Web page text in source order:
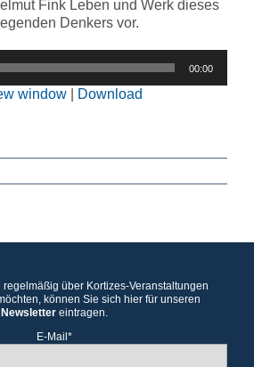
Fink Leben und Werk dieses
Denkers vor.
00:00
window
Download
über Kortizes-Veranstaltungen
können Sie sich hier für unseren
Newsletter eintragen.
E-Mail*